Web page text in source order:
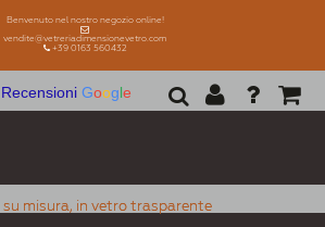
Benvenuto nel nostro negozio online!
vendite@vetreriadimensionevetro.com
+39 0163 560432
Recensioni Google
su misura, in vetro trasparente